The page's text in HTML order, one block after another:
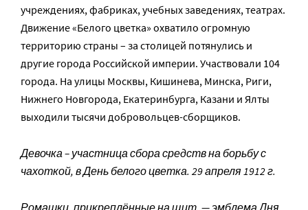
учреждениях, фабриках, учебных заведениях, театрах.
Движение «Белого цветка» охватило огромную
территорию страны – за столицей потянулись и
другие города Российской империи. Участвовали 104
города. На улицы Москвы, Кишинева, Минска, Риги,
Нижнего Новгорода, Екатеринбурга, Казани и Ялты
выходили тысячи добровольцев-сборщиков.
Девочка – участница сбора средств на борьбу с
чахоткой, в День белого цветка. 29 апреля 1912 г.